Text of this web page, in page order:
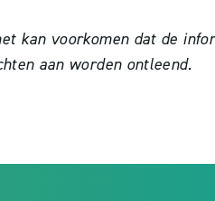
kan voorkomen dat de
aan worden ontleend.